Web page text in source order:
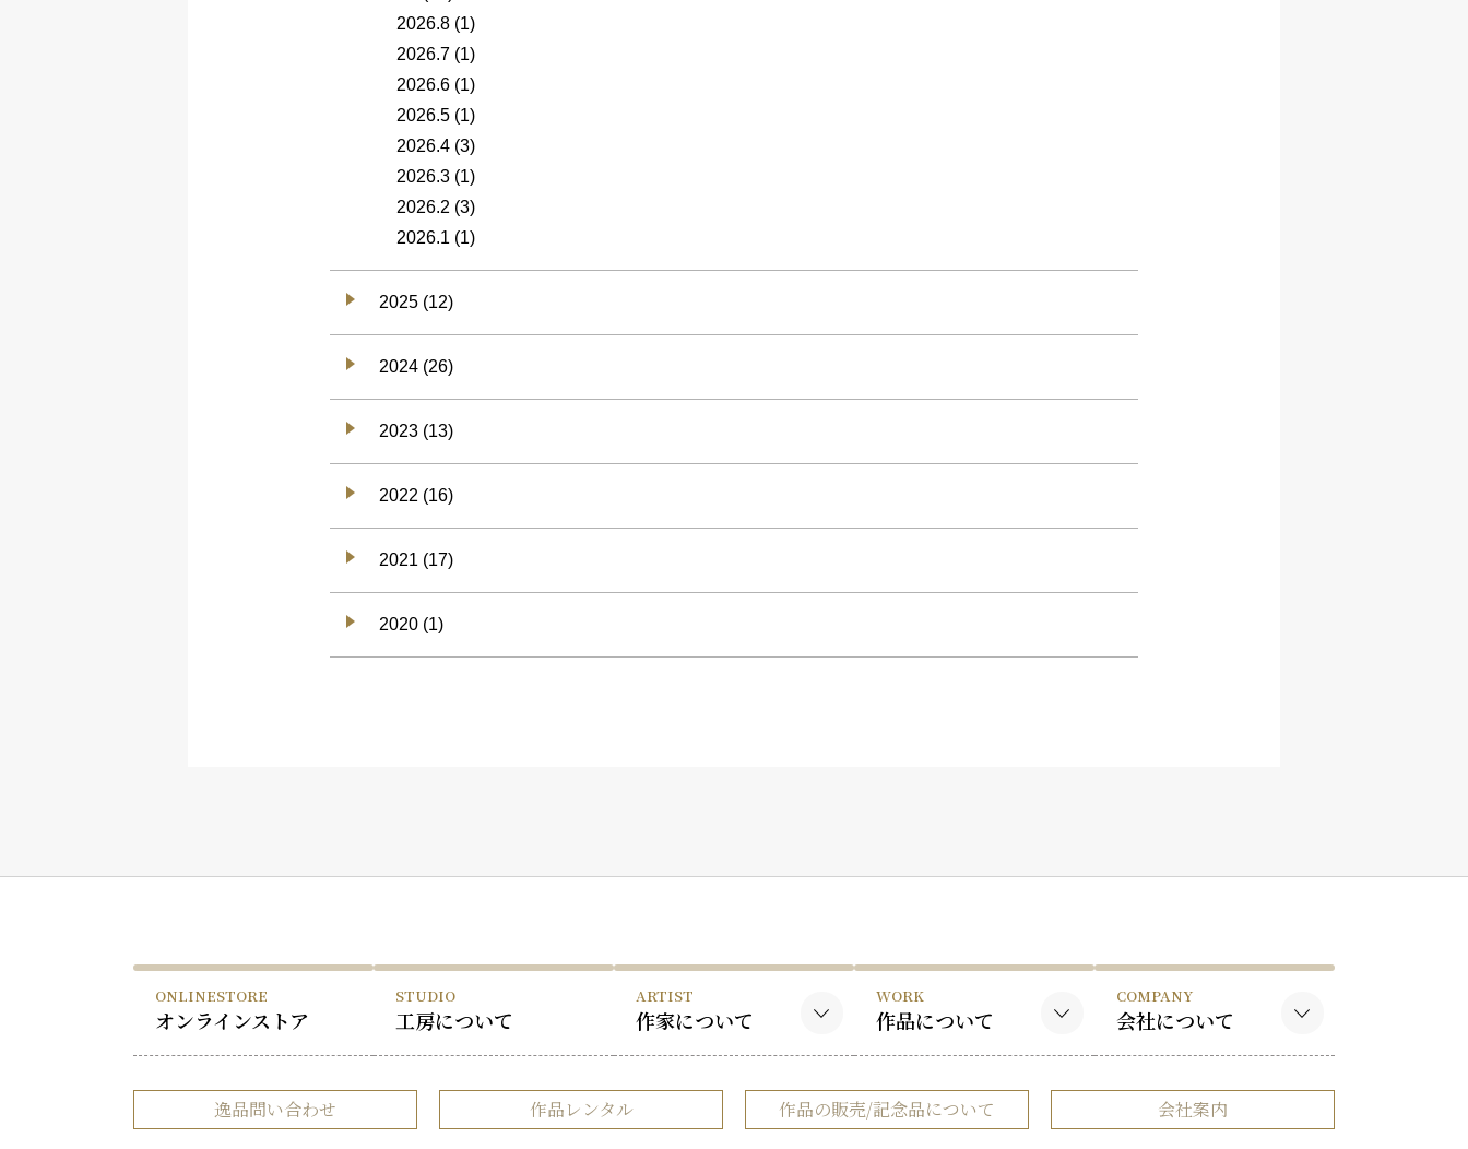
2026.8 (1)
2026.7 (1)
2026.6 (1)
2026.5 (1)
2026.4 (3)
2026.3 (1)
2026.2 (3)
2026.1 (1)
2025 (12)
2024 (26)
2023 (13)
2022 (16)
2021 (17)
2020 (1)
ONLINESTORE
オンラインストア
STUDIO
工房について
ARTIST
作家について
黒木国昭について
谷口榮について
WORK
作品について
黒木国昭の作品
谷口榮の作品
COMPANY
会社について
会社概要
事業内容
逸品問い合わせ 作品レンタル 作品の販売/記念品について 会社案内